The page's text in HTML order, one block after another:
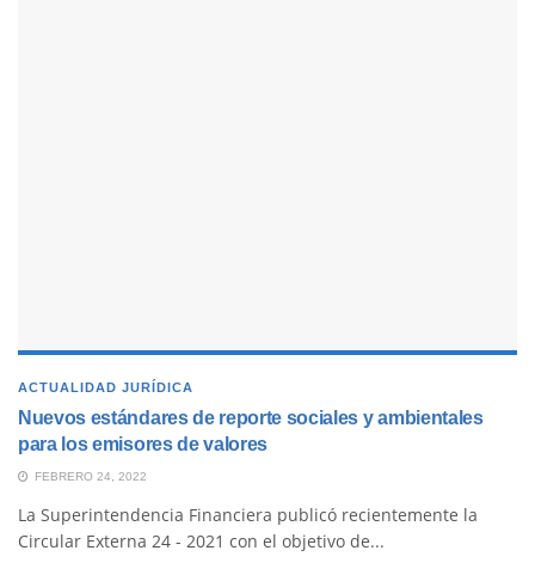
ACTUALIDAD JURÍDICA
Nuevos estándares de reporte sociales y ambientales
para los emisores de valores
FEBRERO 24, 2022
La Superintendencia Financiera publicó recientemente la
Circular Externa 24 - 2021 con el objetivo de...